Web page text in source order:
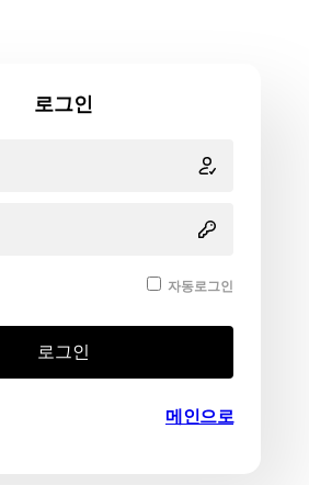
로그인
자동로그인
로그인
메인으로